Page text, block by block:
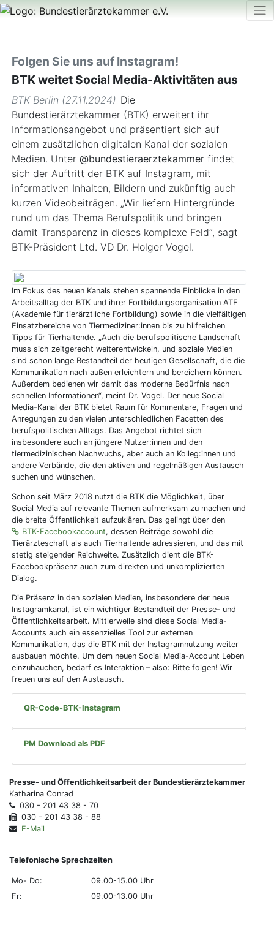
Folgen Sie uns auf Instagram!
BTK weitet Social Media-Aktivitäten aus
BTK Berlin (27.11.2024) Die
Bundestierärztekammer (BTK) erweitert ihr
Informationsangebot und präsentiert sich auf
einem zusätzlichen digitalen Kanal der sozialen
Medien. Unter@bundestieraerztekammer findet
sich der Auftritt der BTK auf Instagram, mit
informativen Inhalten, Bildern und zukünftig auch
kurzen Videobeiträgen. „Wir liefern Hintergründe
rund um das Thema Berufspolitik und bringen
damit Transparenz in dieses komplexe Feld“, sagt
BTK-Präsident Ltd. VD Dr. Holger Vogel.
Im Fokus des neuen Kanals stehen spannende Einblicke in den
Arbeitsalltag der BTK und ihrer Fortbildungsorganisation ATF
(Akademie für tierärztliche Fortbildung) sowie in die vielfältigen
Einsatzbereiche von Tiermediziner:innen bis zu hilfreichen
Tipps für Tierhaltende. „Auch die berufspolitische Landschaft
muss sich zeitgerecht weiterentwickeln, und soziale Medien
sind schon lange Bestandteil der heutigen Gesellschaft, die die
Kommunikation nach außen erleichtern und bereichern können.
Außerdem bedienen wir damit das moderne Bedürfnis nach
schnellen Informationen“, meint Dr. Vogel. Der neue Social
Media-Kanal der BTK bietet Raum für Kommentare, Fragen und
Anregungen zu den vielen unterschiedlichen Facetten des
berufspolitischen Alltags. Das Angebot richtet sich
insbesondere auch an jüngere Nutzer:innen und den
tiermedizinischen Nachwuchs, aber auch an Kolleg:innen und
andere Verbände, die den aktiven und regelmäßigen Austausch
suchen und wünschen.
Schon seit März 2018 nutzt die BTK die Möglichkeit, über
Social Media auf relevante Themen aufmerksam zu machen und
die breite Öffentlichkeit aufzuklären. Das gelingt über den
BTK-Facebookaccount, dessen Beiträge sowohl die
Tierärzteschaft als auch Tierhaltende adressieren, und das mit
stetig steigender Reichweite. Zusätzlich dient die BTK-
Facebookpräsenz auch zum direkten und unkomplizierten
Dialog.
Die Präsenz in den sozialen Medien, insbesondere der neue
Instagramkanal, ist ein wichtiger Bestandteil der Presse- und
Öffentlichkeitsarbeit. Mittlerweile sind diese Social Media-
Accounts auch ein essenzielles Tool zur externen
Kommunikation, das die BTK mit der Instagramnutzung weiter
ausbauen möchte. Um dem neuen Social Media-Account Leben
einzuhauchen, bedarf es Interaktion – also: Bitte folgen! Wir
freuen uns auf den Austausch.
QR-Code-BTK-Instagram
PM Download als PDF
Presse- und Öffentlichkeitsarbeit der Bundestierärztekammer
Katharina Conrad
030 - 201 43 38 - 70
030 - 201 43 38 - 88
E-Mail
Telefonische Sprechzeiten
Mo- Do:
09.00-15.00 Uhr
Fr:
09.00-13.00 Uhr